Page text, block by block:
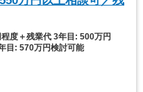
度＋残業代 3年目: 500万円
目: 570万円検討可能